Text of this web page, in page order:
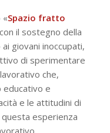
«Spazio fratto
il sostegno della
giovani inoccupati,
di sperimentare
che,
educativo e
e le attitudini di
esperienza